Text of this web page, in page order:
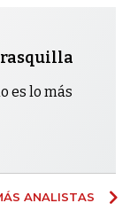
es lo más
ANALISTAS